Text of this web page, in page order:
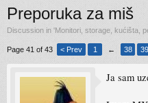
Preporuka za miš
Discussion in 'Monitori, storage, kućišta,
Page 41 of 43 < Prev 1 ← 38 39
Ja sam